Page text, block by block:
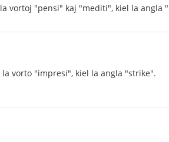
vortoj "pensi" kaj "mediti", kiel la angla
vorto "impresi", kiel la angla "strike".